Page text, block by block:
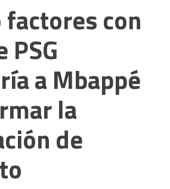
factores con
PSG
a Mbappé
la
de